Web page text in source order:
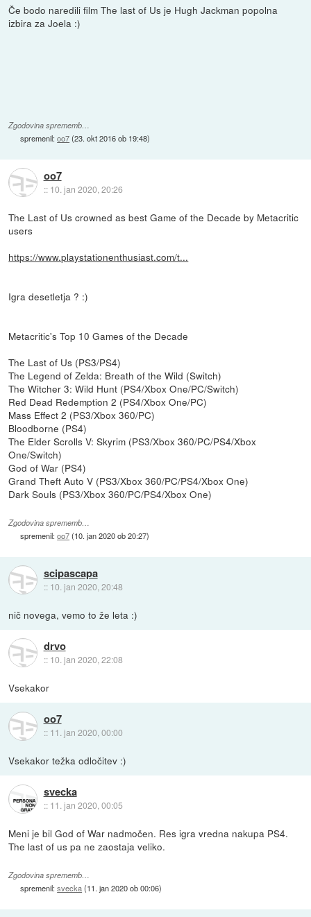
Če bodo naredili film The last of Us je Hugh Jackman popolna
izbira za Joela :)
Zgodovina sprememb…
spremenil:oo7(23. okt 2016 ob 19:48)
oo7
:: 10. jan 2020, 20:26
The Last of Us crowned as best Game of the Decade by Metacritic
users
https://www.playstationenthusiast.com/t...
Igra desetletja ? :)
Metacritic's Top 10 Games of the Decade
The Last of Us (PS3/PS4)
The Legend of Zelda: Breath of the Wild (Switch)
The Witcher 3: Wild Hunt (PS4/Xbox One/PC/Switch)
Red Dead Redemption 2 (PS4/Xbox One/PC)
Mass Effect 2 (PS3/Xbox 360/PC)
Bloodborne (PS4)
The Elder Scrolls V: Skyrim (PS3/Xbox 360/PC/PS4/Xbox
One/Switch)
God of War (PS4)
Grand Theft Auto V (PS3/Xbox 360/PC/PS4/Xbox One)
Dark Souls (PS3/Xbox 360/PC/PS4/Xbox One)
Zgodovina sprememb…
spremenil:oo7(10. jan 2020 ob 20:27)
scipascapa
:: 10. jan 2020, 20:48
nič novega, vemo to že leta :)
drvo
:: 10. jan 2020, 22:08
Vsekakor
oo7
:: 11. jan 2020, 00:00
Vsekakor težka odločitev :)
svecka
:: 11. jan 2020, 00:05
Meni je bil God of War nadmočen. Res igra vredna nakupa PS4.
The last of us pa ne zaostaja veliko.
Zgodovina sprememb…
spremenil:svecka(11. jan 2020 ob 00:06)